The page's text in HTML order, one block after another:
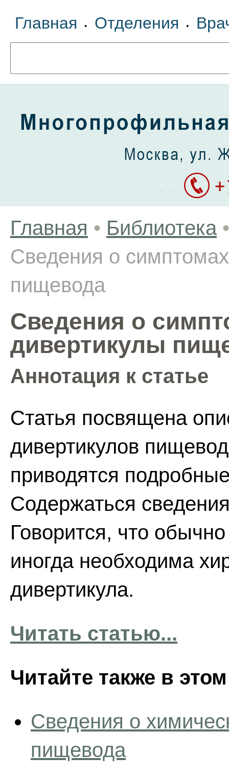
Главная • Отделения •
Главная • Библиотека •
Сведения о
пищевода
Сведения о
дивертикулы
Аннотация к статье
Статья посвящена
дивертикулов
приводятся
Содержаться
Говорится, что
иногда необходима
дивертикула.
Читать статью...
Читайте также в
Сведения о
пищевода